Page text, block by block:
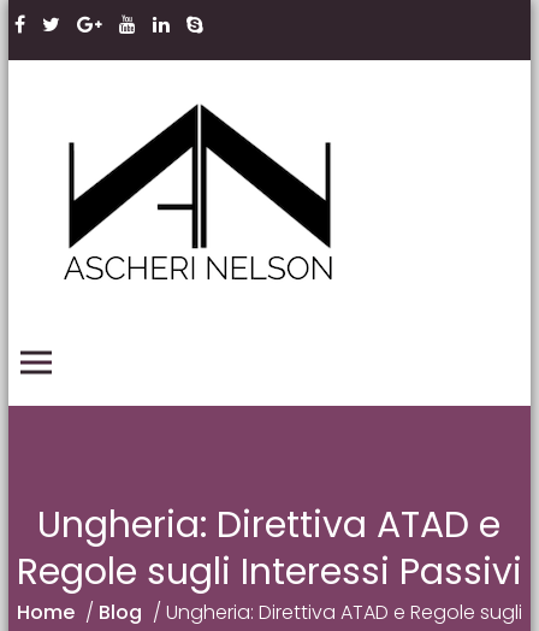
Skip to content
Ungheria: Direttiva ATAD e
Regole sugli Interessi Passivi
Home / Blog / Ungheria: Direttiva ATAD e Regole sugli